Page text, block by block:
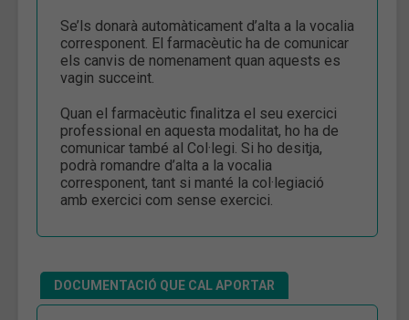
Se’ls donarà automàticament d’alta a la vocalia
corresponent. El farmacèutic ha de comunicar
els canvis de nomenament quan aquests es
vagin succeint.
Quan el farmacèutic finalitza el seu exercici
professional en aquesta modalitat, ho ha de
comunicar també al Col·legi. Si ho desitja,
podrà romandre d’alta a la vocalia
corresponent, tant si manté la col·legiació
amb exercici com sense exercici.
DOCUMENTACIÓ QUE CAL APORTAR